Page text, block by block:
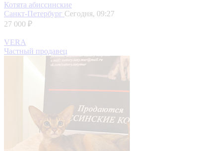
Котята абиссинские
Санкт-Петербург Сегодня, 09:27
27 000 ₽
VERA
Частный продавец